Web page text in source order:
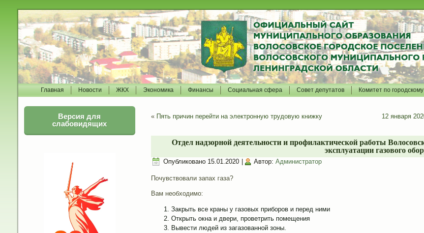
Главная Новости ЖКХ Экономика Финансы Социальная сфера Совет депутатов Комитет по
Версия для
слабовидящих
« Пять причин перейти на электронную трудовую книжку 12 января
Отдел надзорной деятельности и профилактической работы
эксплуатации газового
Опубликовано 15.01.2020 Автор: Администратор
Почувствовали запах газа?
Вам необходимо:
Закрыть все краны у газовых приборов и перед ними
Открыть окна и двери, проветрить помещения
Вывести людей из загазованной зоны.